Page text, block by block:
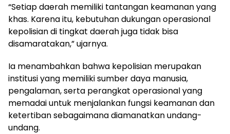
“Setiap daerah memiliki tantangan keamanan yang
khas. Karena itu, kebutuhan dukungan operasional
kepolisian di tingkat daerah juga tidak bisa
disamaratakan,” ujarnya.
Ia menambahkan bahwa kepolisian merupakan
institusi yang memiliki sumber daya manusia,
pengalaman, serta perangkat operasional yang
memadai untuk menjalankan fungsi keamanan dan
ketertiban sebagaimana diamanatkan undang-
undang.